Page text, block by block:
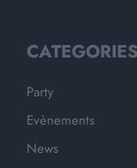
CATEGORIES
Party
Evènements
News